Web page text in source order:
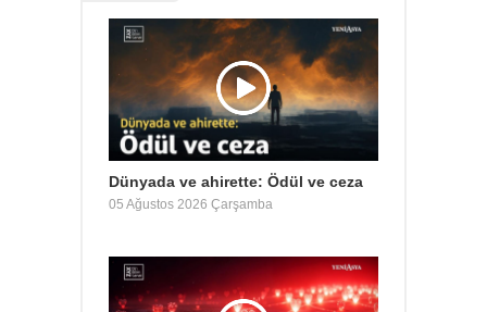
Dünyada ve ahirette: Ödül ve ceza
05 Ağustos 2026 Çarşamba